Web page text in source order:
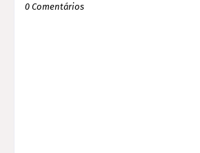
0 Comentários